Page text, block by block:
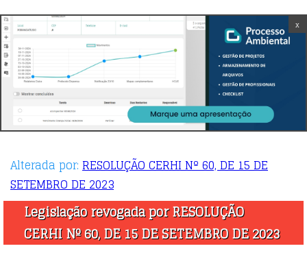
x
Alterada por: RESOLUÇÃO CERHI Nº 60, DE 15 DE
SETEMBRO DE 2023
Legislação revogada por RESOLUÇÃO
CERHI Nº 60, DE 15 DE SETEMBRO DE 2023